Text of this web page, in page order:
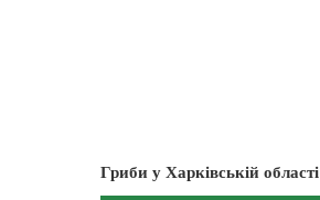
Гриби у Харківській області